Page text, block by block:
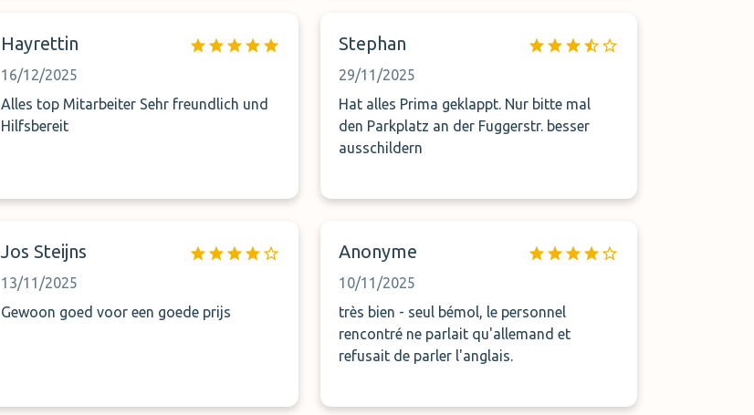
geschaut und dann die Aussage wir haben
kein Parktplatz mehr fahren sie wo anders
hin. Eine Frechheit. Geld wurde zwar über
Kreditkarte storniert. Musste jetzt aber
dann ein Parkhaus am Flughafen nehmen
Hayrettin
16/12/2025
Alles top Mitarbeiter Sehr freundlich und
Hilfsbereit
Stephan
29/11/2025
Hat alles Prima geklappt. Nur bitte mal
den Parkplatz an der Fuggerstr. besser
ausschildern
Jos Steijns
13/11/2025
Gewoon goed voor een goede prijs
Anonyme
10/11/2025
très bien - seul bémol, le personnel
rencontré ne parlait qu'allemand et
refusait de parler l'anglais.